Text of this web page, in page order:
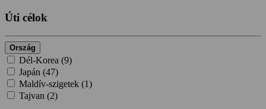
Úti célok
Ország
Dél-Korea (9)
Japán (47)
Maldív-szigetek (1)
Tajvan (2)